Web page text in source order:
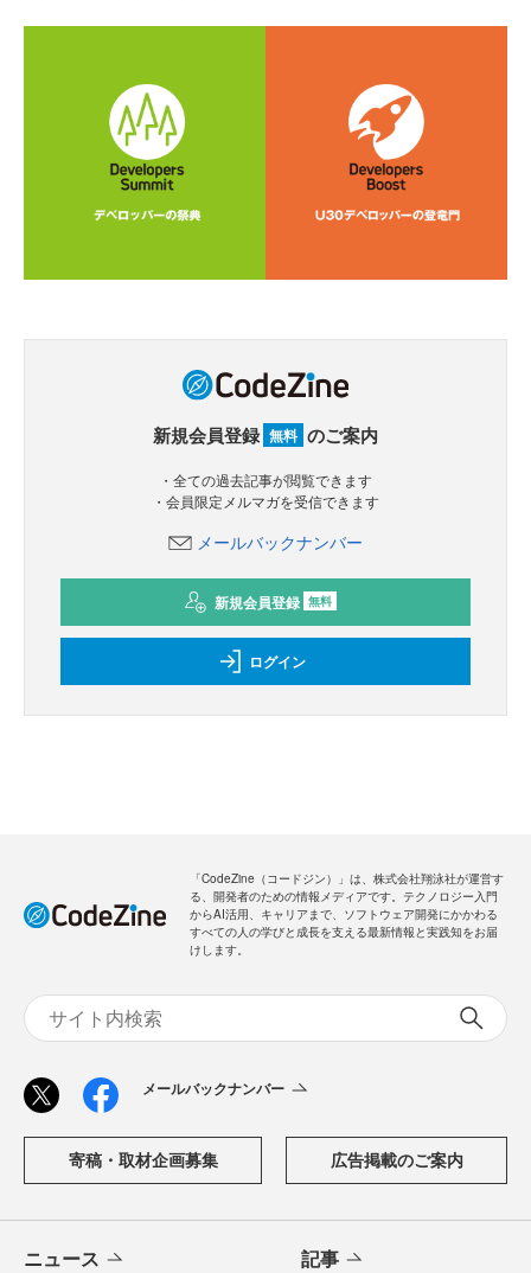
新規会員登録 無料 のご案内
・全ての過去記事が閲覧できます
・会員限定メルマガを受信できます
メールバックナンバー
新規会員登録 無料
ログイン
「CodeZine（コードジン）」は、株式会社翔泳社が運営す
る、開発者のための情報メディアです。テクノロジー入門
からAI活用、キャリアまで、ソフトウェア開発にかかわる
すべての人の学びと成長を支える最新情報と実践知をお届
けします。
メールバックナンバー
寄稿・取材企画募集 広告掲載のご案内
ニュース 記事